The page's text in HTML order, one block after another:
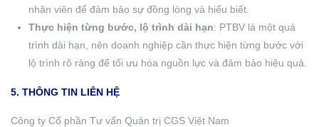
nhân viên để đảm bảo sự đồng lòng và hiểu biết.
Thực hiện từng bước, lộ trình dài hạn: PTBV là một quá
trình dài hạn, nên doanh nghiệp cần thực hiện từng bước với
lộ trình rõ ràng để tối ưu hóa nguồn lực và đảm bảo hiệu quả.
5. THÔNG TIN LIÊN HỆ
Công ty Cổ phần Tư vấn Quản trị CGS Việt Nam